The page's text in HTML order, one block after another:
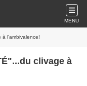
MENU
à l'ambivalence!
clivage à